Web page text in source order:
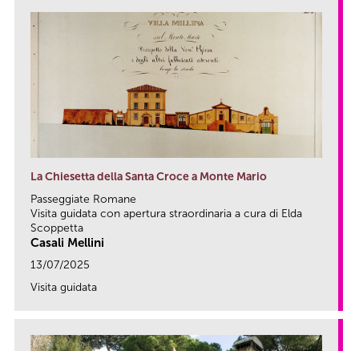
La Chiesetta della Santa Croce a Monte Mario
Passeggiate Romane
Visita guidata con apertura straordinaria a cura di Elda
Scoppetta
Casali Mellini
13/07/2025
Visita guidata